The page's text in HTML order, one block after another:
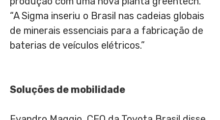
“A Sigma inseriu o Brasil nas cadeias globais
de minerais essenciais para a fabricação de
baterias de veículos elétricos.”
Soluções de mobilidade